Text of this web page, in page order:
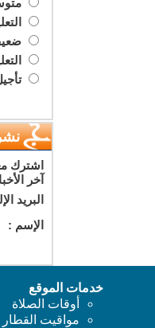
اشترك
آخر
البريد
اﻹسم :
خدمات الموقع
أوقات الصلاة
مواقيت القطار